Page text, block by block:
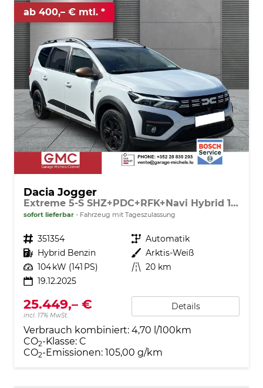
ab 400,– € mtl.
Dacia Jogger
Extreme 5-S SHZ+PDC+RFK+Navi Hybrid 140
sofort lieferbar Fahrzeug mit Tageszulassung
Fahrzeugnr. 351354 Getriebe Automatik
Kraftstoff Hybrid Benzin Außenfarbe Arktis-Weiß
Leistung 104 kW (141 PS) Kilometerstand 20 km
19.12.2025
25.449,– €
incl. 17% MwSt.
Details
Verbrauch kombiniert: 4,70 l/100km
CO2-Klasse: C
CO2-Emissionen: 105,00 g/km